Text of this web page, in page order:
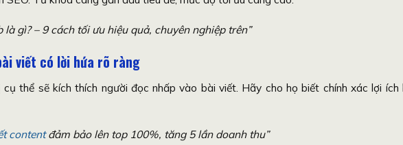
là gì? – 9 cách tối ưu hiệu quả, chuyên nghiệp trên”
viết có lời hứa rõ ràng
thể sẽ kích thích người đọc nhấp vào bài viết. Hãy cho họ biết chính xác lợi ích
contentđảm bảo lên top 100%, tăng 5 lần doanh thu”